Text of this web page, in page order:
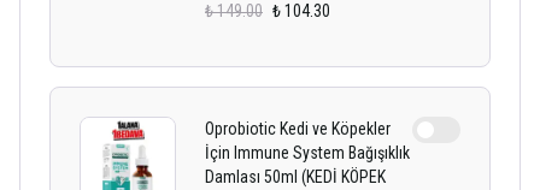
₺ 149.00 ₺ 104.30
Oprobiotic Kedi ve Köpekler
İçin Immune System Bağışıklık
Damlası 50ml (KEDİ KÖPEK